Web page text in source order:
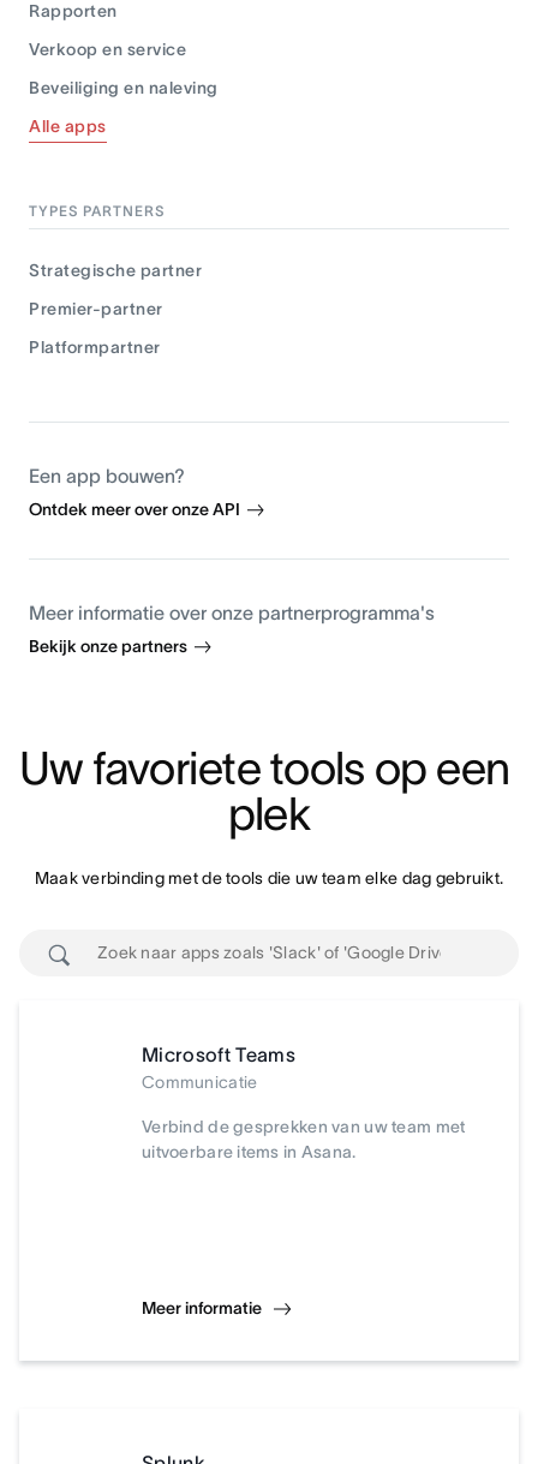
Rapporten
Verkoop en service
Beveiliging en naleving
Alle apps
TYPES PARTNERS
Strategische partner
Premier-partner
Platformpartner
Een app bouwen?
Ontdek meer over onze API
Meer informatie over onze partnerprogramma's
Bekijk onze partners
Uw favoriete tools op een
plek
Maak verbinding met de tools die uw team elke dag gebruikt.
Microsoft Teams
Communicatie
Verbind de gesprekken van uw team met
uitvoerbare items in Asana.
Meer informatie